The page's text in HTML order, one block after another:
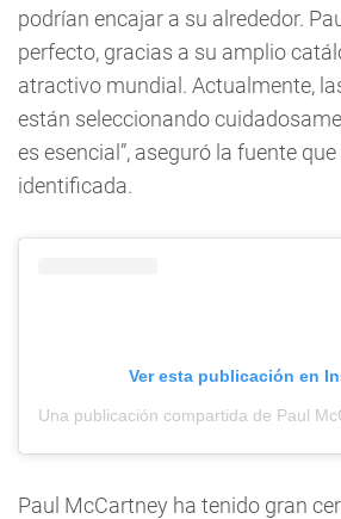
podrían encajar a su alrededor.
perfecto, gracias a su amplio
atractivo mundial. Actualmente,
están seleccionando
es esencial”, aseguró la fuente
identificada.
Ver esta publicación en
Paul McCartney ha tenido gran